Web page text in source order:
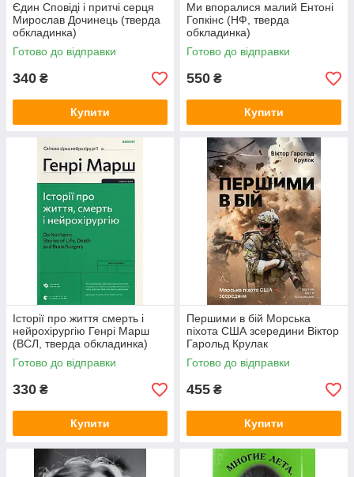
Єдин Сповіді і притчі серця
Мирослав Дочинець (тверда
обкладинка)
Готово до відправки
340 ₴
Купити
Ми впоралися малий Ентоні
Гопкінс (НФ, тверда
обкладинка)
Готово до відправки
550 ₴
Купити
Історії про життя смерть і
нейрохірургію Генрі Марш
(ВСЛ, тверда обкладинка)
Готово до відправки
330 ₴
Купити
Першими в бій Морська
піхота США зсередини Віктор
Гарольд Крулак
(Лабораторія, з клапанами)
Готово до відправки
455 ₴
Купити